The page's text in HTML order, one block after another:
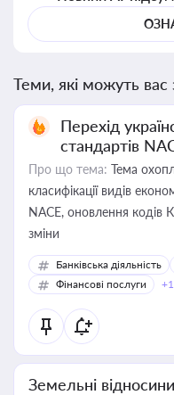
Теми, які можуть вас
Перехід
стандартів
Про що тема: Тема
класифікації видів
NACE, оновлення кодів
зміни
Банківська діяльність
Фінансові послуги
Земельні